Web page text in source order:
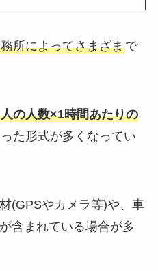
所によってさまざまで
の人数×1時間あたりの
た形式が多くなってい
(GPSやカメラ等)や、車
含まれている場合が多